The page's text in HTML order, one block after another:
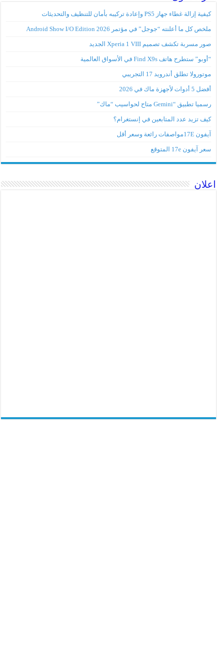
كيفية إزالة غطاء جهاز PS5 وإعادة تركيبه بأمان للتنظيف والتحديثات
ملخص كل ما أعلنته “جوجل” في مؤتمر Android Show I/O Edition 2026
صور مسربة تكشف تصميم Xperia 1 VIII الجديد
“أوبو” ستطرح هاتف Find X9s في الأسواق العالمية
موتورولا تطلق أندرويد 17 التجريبي
أفضل 5 أدوات لأجهزة ماك في 2026
رسميا تطبيق “Gemini متاح لحواسيب “ماك”
كيف تزيد عدد المتابعين في إنستغرام؟
آيفون 17Eمواصفات رائعة وسعر أقل
سعر آيفون 17e المتوقع
اعلان